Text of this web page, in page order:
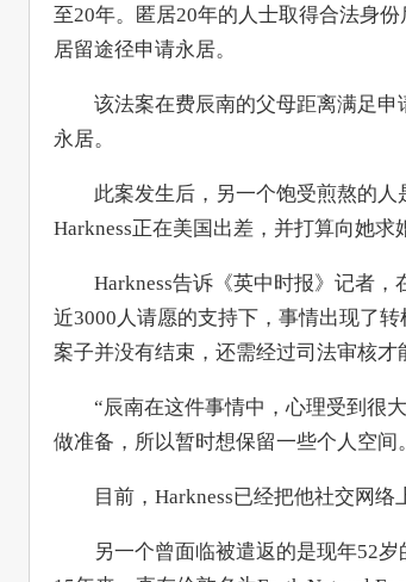
至20年。匿居20年的人士取得合法身
居留途径申请永居。
该法案在费辰南的父母距离满足申
永居。
此案发生后，另一个饱受煎熬的人
Harkness正在美国出差，并打算向她求
Harkness告诉《英中时报》记者，
近3000人请愿的支持下，事情出现了
案子并没有结束，还需经过司法审核才
“辰南在这件事情中，心理受到很大
做准备，所以暂时想保留一些个人空间
目前，Harkness已经把他社交网络
另一个曾面临被遣返的是现年52岁